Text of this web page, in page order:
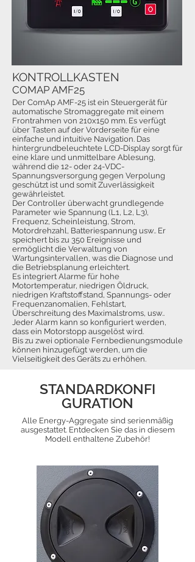
Der ComAp AMF-25 ist ein Steuergerät für
automatische Stromaggregate mit einem
Frontrahmen von 210x150 mm. Es verfügt
über Tasten auf der Vorderseite für eine
einfache und intuitive Navigation. Das
hintergrundbeleuchtete LCD-Display sorgt für
eine klare und unmittelbare Ablesung,
während die 12- oder 24-VDC-
Spannungsversorgung gegen Verpolung
geschützt ist und somit Zuverlässigkeit
gewährleistet.
Der Controller überwacht grundlegende
Parameter wie Spannung (L1, L2, L3),
Frequenz, Scheinleistung, Strom,
Motordrehzahl, Batteriespannung usw.. Er
speichert bis zu 350 Ereignisse und
ermöglicht die Verwaltung von
Wartungsintervallen, was die Diagnose und
die Betriebsplanung erleichtert.
Es integriert Alarme für hohe
Motortemperatur, niedrigen Öldruck,
niedrigen Kraftstoffstand, Spannungs- oder
Frequenzanomalien, Fehlstart,
Überschreitung des Maximalstroms, usw..
Jeder Alarm kann so konfiguriert werden,
dass ein Motorstopp ausgelöst wird.
Bis zu zwei optionale Fernbedienungsmodule
können hinzugefügt werden, um die
Vielseitigkeit des Geräts zu erhöhen.
KONTROLLKASTEN
COMAP AMF25
STANDARDKONFI
GURATION
Alle Energy-Aggregate sind serienmäßig
ausgestattet. Entdecken Sie das in diesem
Modell enthaltene Zubehör!